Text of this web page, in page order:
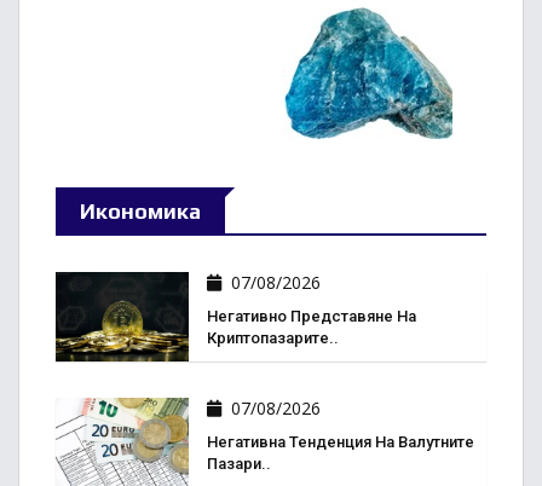
Икономика
07/08/2026
Негативно Представяне На
Криптопазарите..
07/08/2026
Негативна Тенденция На Валутните
Пазари..